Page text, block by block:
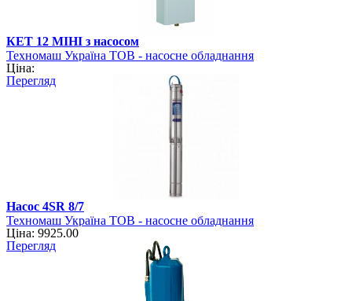
КЕТ 12 МІНІ з насосом
Техномаш Україна ТОВ - насосне обладнання
Ціна:
Перегляд
Насос 4SR 8/7
Техномаш Україна ТОВ - насосне обладнання
Ціна: 9925.00
Перегляд